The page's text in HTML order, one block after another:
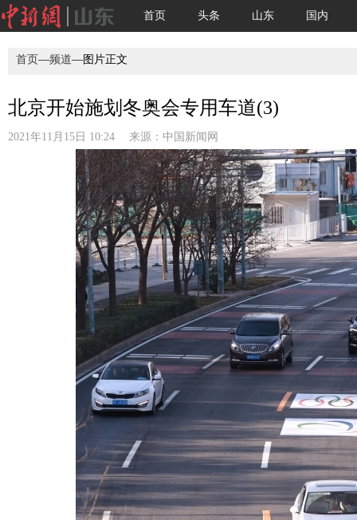
首页 头条 山东 国内
首页—频道—图片正文
北京开始施划冬奥会专用车道(3)
2021年11月15日 10:24 来源： 中国新闻网